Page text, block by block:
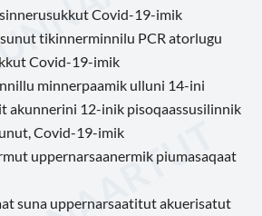
Covid-19-imik
tikinnerminnilu PCR atorlugu
Covid-19-imik
minnerpaamik ulluni 14-ini
akunnerini 12-inik pisoqaassusilinnik
Covid-19-imik
uppernarsaanermik piumasaqaat
suna uppernarsaatitut akuerisatut